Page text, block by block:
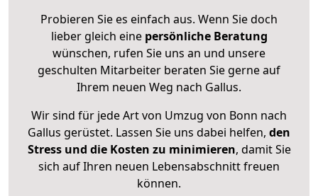
Probieren Sie es einfach aus. Wenn Sie doch
lieber gleich eine persönliche Beratung
wünschen, rufen Sie uns an und unsere
geschulten Mitarbeiter beraten Sie gerne auf
Ihrem neuen Weg nach Gallus.
Wir sind für jede Art von Umzug von Bonn nach
Gallus gerüstet. Lassen Sie uns dabei helfen, den
Stress und die Kosten zu minimieren, damit Sie
sich auf Ihren neuen Lebensabschnitt freuen
können.